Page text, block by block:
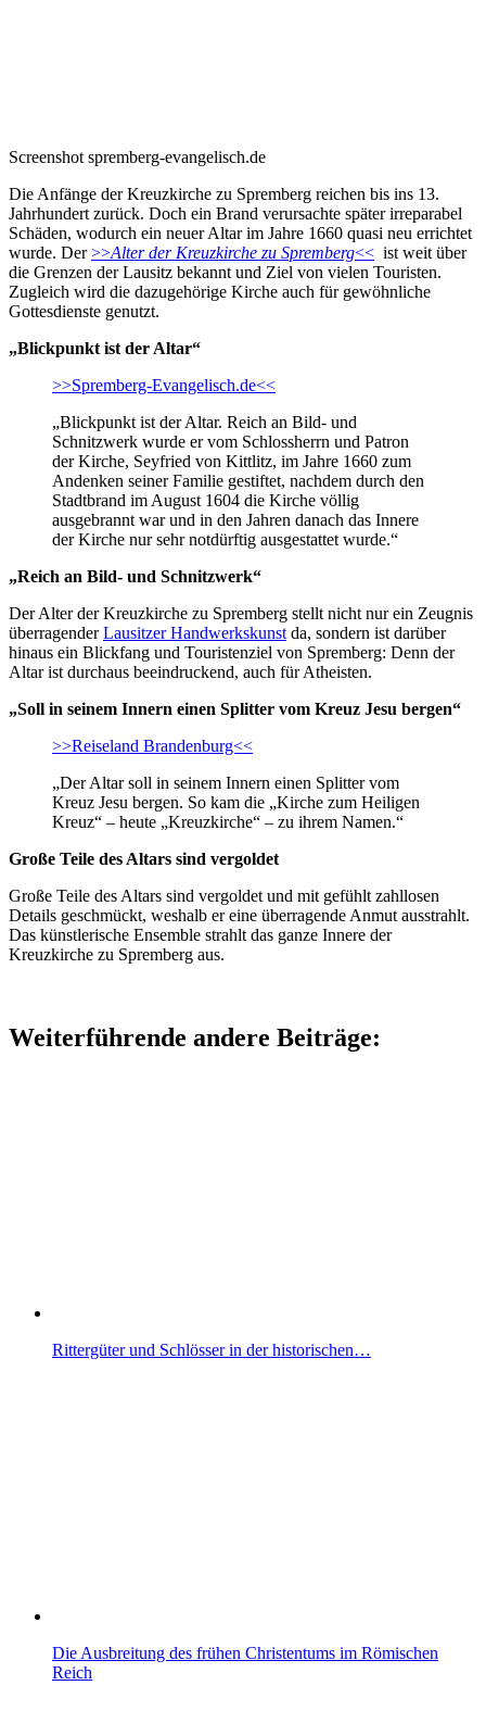
Screenshot spremberg-evangelisch.de
Die Anfänge der Kreuzkirche zu Spremberg reichen bis ins 13.
Jahrhundert zurück. Doch ein Brand verursachte später irreparabel
Schäden, wodurch ein neuer Altar im Jahre 1660 quasi neu errichtet
wurde. Der>>Alter der Kreuzkirche zu Spremberg<< ist weit über
die Grenzen der Lausitz bekannt und Ziel von vielen Touristen.
Zugleich wird die dazugehörige Kirche auch für gewöhnliche
Gottesdienste genutzt.
„Blickpunkt ist der Altar“
>>Spremberg-Evangelisch.de<<
„Blickpunkt ist der Altar. Reich an Bild- und
Schnitzwerk wurde er vom Schlossherrn und Patron
der Kirche, Seyfried von Kittlitz, im Jahre 1660 zum
Andenken seiner Familie gestiftet, nachdem durch den
Stadtbrand im August 1604 die Kirche völlig
ausgebrannt war und in den Jahren danach das Innere
der Kirche nur sehr notdürftig ausgestattet wurde.“
„Reich an Bild- und Schnitzwerk“
Der Alter der Kreuzkirche zu Spremberg stellt nicht nur ein Zeugnis
überragenderLausitzer Handwerkskunst da, sondern ist darüber
hinaus ein Blickfang und Touristenziel von Spremberg: Denn der
Altar ist durchaus beeindruckend, auch für Atheisten.
„Soll in seinem Innern einen Splitter vom Kreuz Jesu bergen“
>>Reiseland Brandenburg<<
„Der Altar soll in seinem Innern einen Splitter vom
Kreuz Jesu bergen. So kam die „Kirche zum Heiligen
Kreuz“ – heute „Kreuzkirche“ – zu ihrem Namen.“
Große Teile des Altars sind vergoldet
Große Teile des Altars sind vergoldet und mit gefühlt zahllosen
Details geschmückt, weshalb er eine überragende Anmut ausstrahlt.
Das künstlerische Ensemble strahlt das ganze Innere der
Kreuzkirche zu Spremberg aus.
Weiterführende andere Beiträge:
Rittergüter und Schlösser in der historischen…
Die Ausbreitung des frühen Christentums im Römischen
Reich